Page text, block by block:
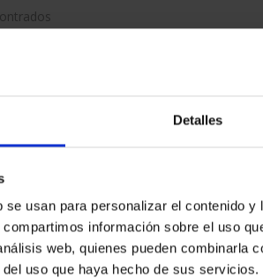
Detalles
usan para personalizar el contenido
información sobre el uso
web, quienes pueden combinarla
uso que haya hecho de sus servicios.
III -
DE CO...